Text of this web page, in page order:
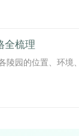
全梳理
陵园的位置、环境